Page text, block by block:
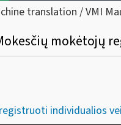
translation / VMI
mokėtojų
individualios